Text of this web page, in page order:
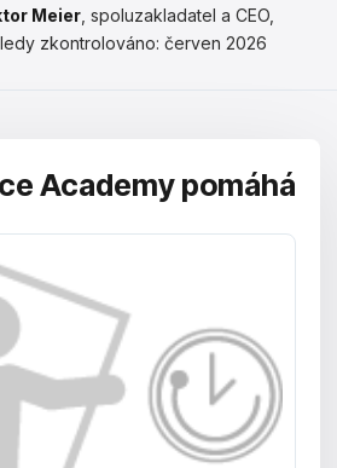
Meier , spoluzakladatel a CEO,
zkontrolováno: červen 2026
Academy pomáhá